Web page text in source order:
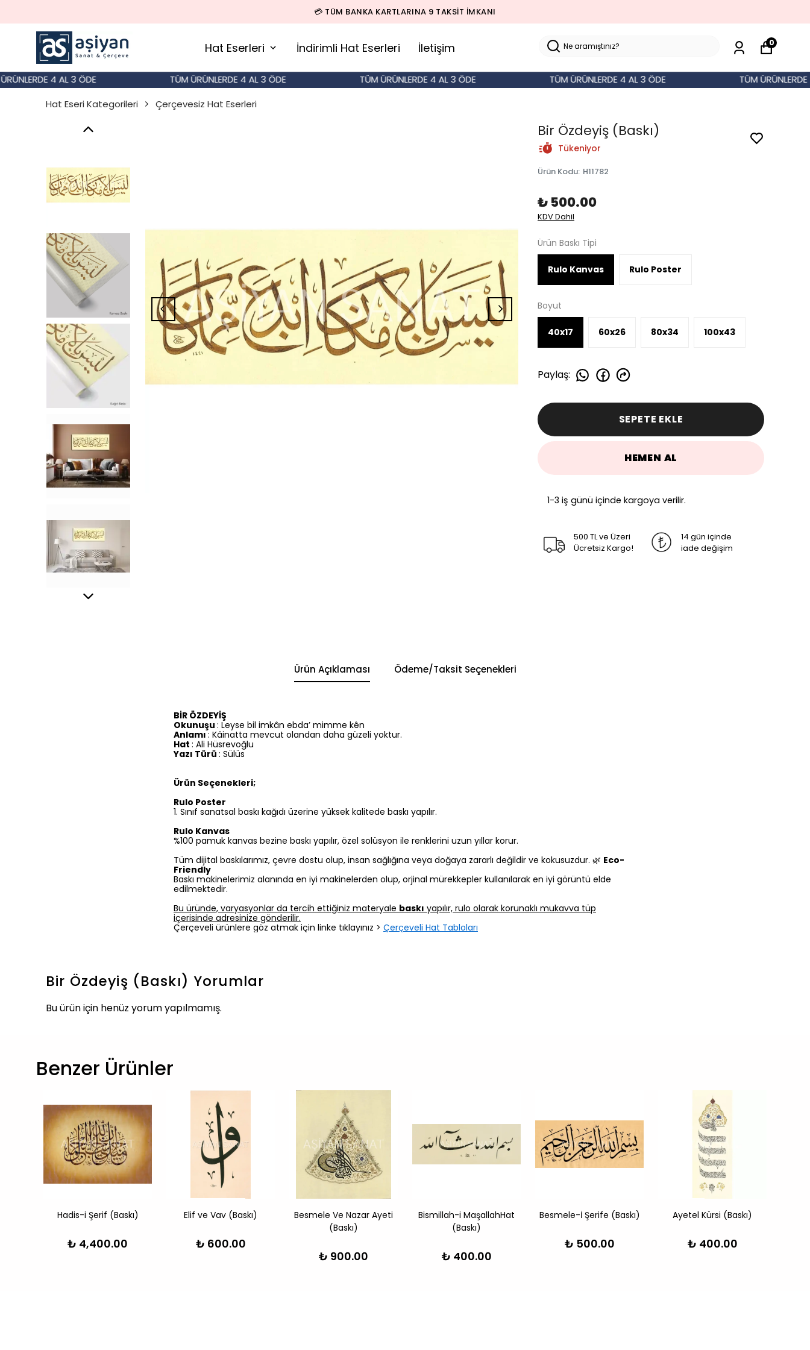
🚚 500 TL ÜZERİ SİPARİŞLERDE KARGO BEDAVA!
Hat Eserleri İndirimli Hat Eserleri İletişim 0
4 AL 3 ÖDE TÜM ÜRÜNLERDE 4 AL 3 ÖDE TÜM ÜRÜNLERDE 4 AL 3 ÖDE TÜM ÜRÜNLERDE 4 AL 3 ÖDE
TÜM ÜRÜNLERDE 4
Hat Eseri Kategorileri
Çerçevesiz Hat Eserleri
Bir Özdeyiş (Baskı)
Tükeniyor
Ürün Kodu: H11782
₺ 500.00
KDV Dahil
Ürün Baskı Tipi
Rulo Kanvas Rulo Poster
Boyut
40x17 60x26 80x34 100x43
Paylaş:
SEPETE EKLE
HEMEN AL
1-3 iş günü içinde kargoya verilir.
500 TL ve Üzeri
Ücretsiz Kargo!
14 gün içinde
iade değişim
Ürün Açıklaması Ödeme/Taksit Seçenekleri
BİR ÖZDEYİŞ
Okunuşu : Leyse bil imkân ebda’ mimme kên
Anlamı: Kâinatta mevcut olandan daha güzeli yoktur.
Hat : Ali Hüsrevoğlu
Yazı Türü : Sülüs
Ürün Seçenekleri;
Rulo Poster
1.⁠ ⁠Sınıf sanatsal baskı kağıdı üzerine yüksek kalitede baskı yapılır.
Rulo Kanvas
%100 pamuk kanvas bezine baskı yapılır, özel solüsyon ile renklerini uzun yıllar korur.
Tüm dijital baskılarımız, çevre dostu olup, insan sağlığına veya doğaya zararlı değildir ve kokusuzdur. 🌿 Eco-
Friendly
Baskı makinelerimiz alanında en iyi makinelerden olup, orjinal mürekkepler kullanılarak en iyi görüntü elde
edilmektedir.
Bu üründe, varyasyonlar da tercih ettiğiniz materyale baskı yapılır, rulo olarak korunaklı mukavva tüp
içerisinde adresinize gönderilir.
Çerçeveli ürünlere göz atmak için linke tıklayınız > Çerçeveli Hat Tabloları
Bir Özdeyiş (Baskı) Yorumlar
Bu ürün için henüz yorum yapılmamış.
Benzer Ürünler
Hadis-i Şerif (Baskı)
₺ 4,400.00
Elif ve Vav (Baskı)
₺ 600.00
Besmele Ve Nazar Ayeti
(Baskı)
₺ 900.00
Bismillah-i MaşallahHat
(Baskı)
₺ 400.00
Besmele-İ Şerife (Baskı)
₺ 500.00
Ayetel Kürsi (Baskı)
₺ 400.00